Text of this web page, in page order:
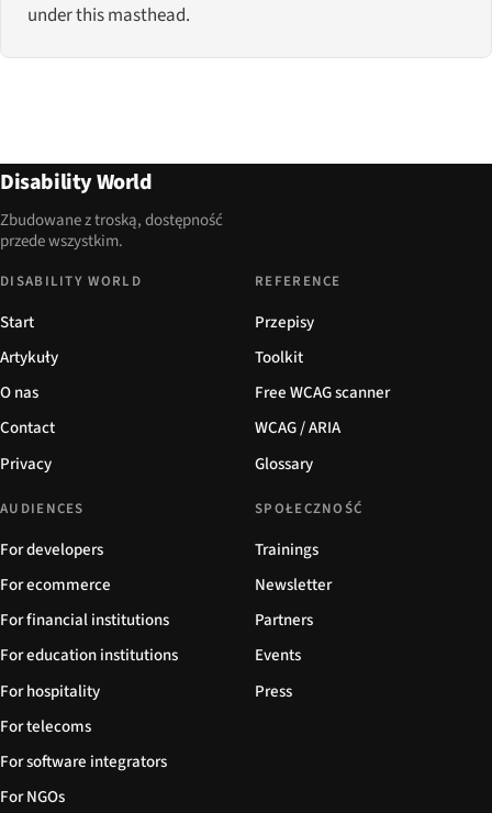
under this masthead.
Disability World
Zbudowane z troską, dostępność
przede wszystkim.
DISABILITY WORLD
Start
Artykuły
O nas
Contact
Privacy
REFERENCE
Przepisy
Toolkit
Free WCAG scanner
WCAG / ARIA
Glossary
AUDIENCES
For developers
For ecommerce
For financial institutions
For education institutions
For hospitality
For telecoms
For software integrators
For NGOs
SPOŁECZNOŚĆ
Trainings
Newsletter
Partners
Events
Press